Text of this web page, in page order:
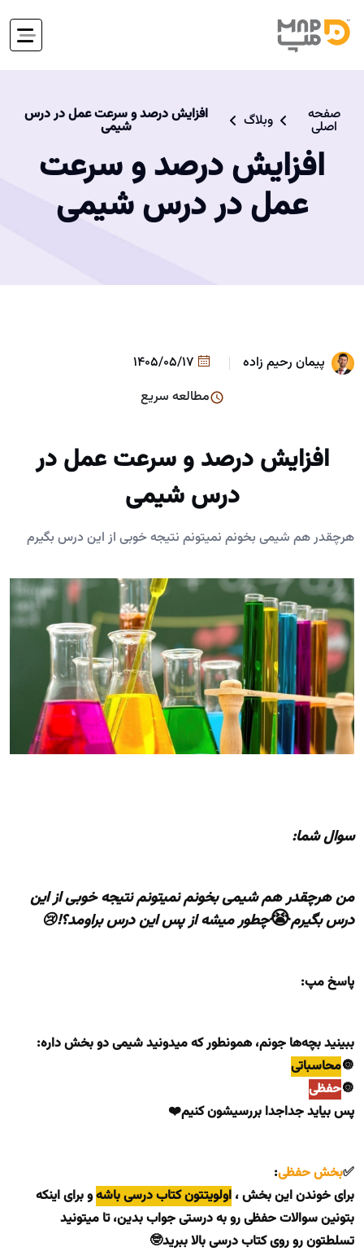
صفحه
اصلی وبلاگ افزایش درصد و سرعت عمل در درس
شیمی
افزایش درصد و سرعت
عمل در درس شیمی
پیمان رحیم زاده
مطالعه سریع
افزایش درصد و سرعت عمل در
درس شیمی
هرچقدر هم شیمی بخونم نمیتونم نتیجه خوبی از این درس بگیرم
سوال شما:
من هرچقدر هم شیمی بخونم نمیتونم نتیجه خوبی از این
درس بگیرم😭چطور میشه از پس این درس براومد؟!😢
پاسخ مپ:
ببینید بچه‌ها جونم، همونطور که میدونید شیمی دو بخش داره:
🔘محاسباتی
🔘حفظی
پس بیاید جداجدا بررسیشون کنیم❤️
✅بخش حفظی:
برای خوندن این بخش ، اولویتتون کتاب درسی باشهو برای اینکه
بتونین سوالات حفظی رو به درستی جواب بدین، تا میتونید
تسلطتون رو روی کتاب درسی بالا ببرید🤓